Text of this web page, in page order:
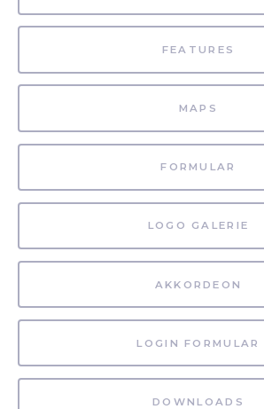
FEATURES
MAPS
FORMULAR
LOGO GALERIE
AKKORDEON
LOGIN FORMULAR
DOWNLOADS